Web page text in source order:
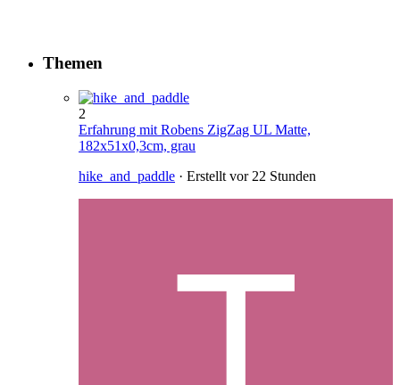
Themen
2
Erfahrung mit Robens ZigZag UL Matte,
182x51x0,3cm, grau
hike_and_paddle · Erstellt vor 22 Stunden